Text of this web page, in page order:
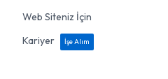
Web Siteniz İçin
Kariyer
İşe Alım